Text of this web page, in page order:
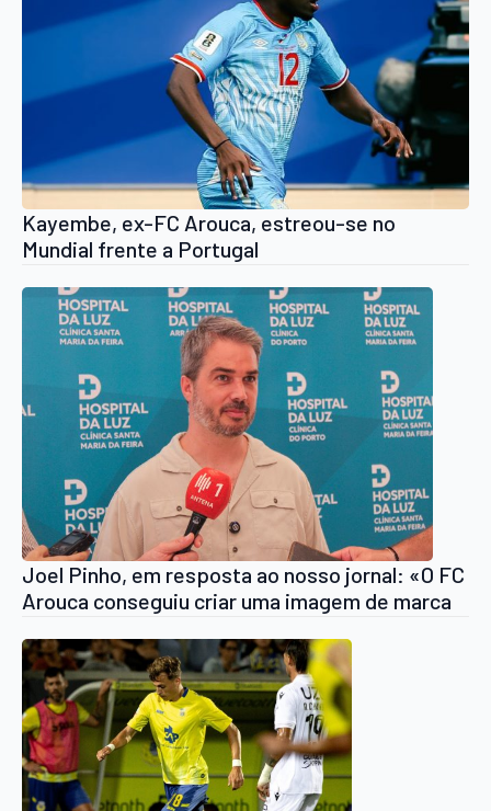
Kayembe, ex-FC Arouca, estreou-se no
Mundial frente a Portugal
Joel Pinho, em resposta ao nosso jornal: «O FC
Arouca conseguiu criar uma imagem de marca